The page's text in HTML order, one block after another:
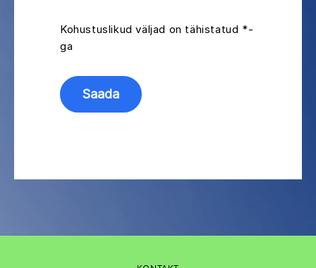
Kohustuslikud väljad on tähistatud *-
ga